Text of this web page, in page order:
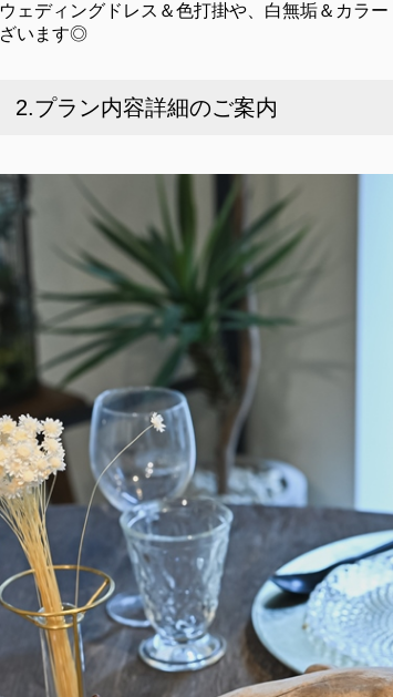
ウェディングドレス＆色打掛や、白無垢＆カラ
ざいます◎
2.プラン内容詳細のご案内